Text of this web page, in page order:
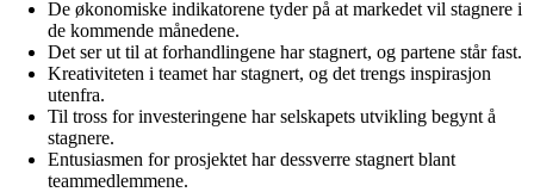
De økonomiske indikatorene tyder på at markedet vil stagnere i
de kommende månedene.
Det ser ut til at forhandlingene har stagnert, og partene står fast.
Kreativiteten i teamet har stagnert, og det trengs inspirasjon
utenfra.
Til tross for investeringene har selskapets utvikling begynt å
stagnere.
Entusiasmen for prosjektet har dessverre stagnert blant
teammedlemmene.